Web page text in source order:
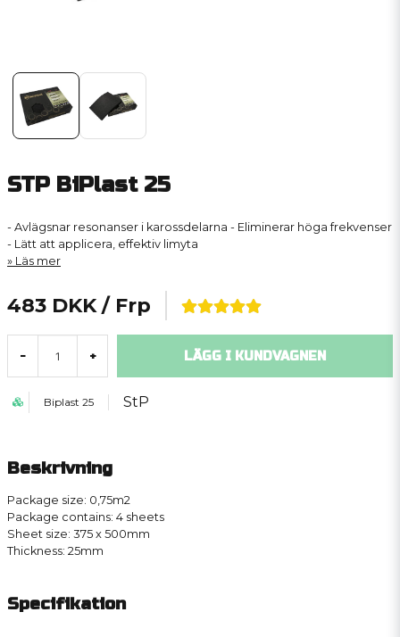
STP BiPlast 25
- Avlägsnar resonanser i karossdelarna - Eliminerar höga frekvenser
- Lätt att applicera, effektiv limyta
Läs mer
483 DKK / Frp
- + LÄGG I KUNDVAGNEN
Biplast 25 StP
Beskrivning
Package size: 0,75m2
Package contains: 4 sheets
Sheet size: 375 x 500mm
Thickness: 25mm
Specifikation